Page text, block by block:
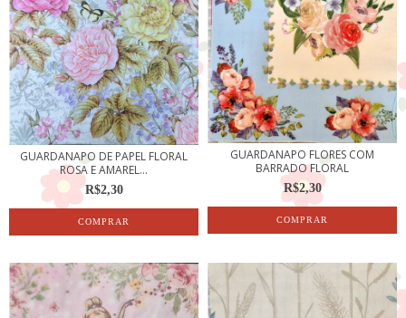
GUARDANAPO DE PAPEL FLORAL
ROSA E AMAREL...
R$2,30
GUARDANAPO FLORES COM
BARRADO FLORAL
R$2,30